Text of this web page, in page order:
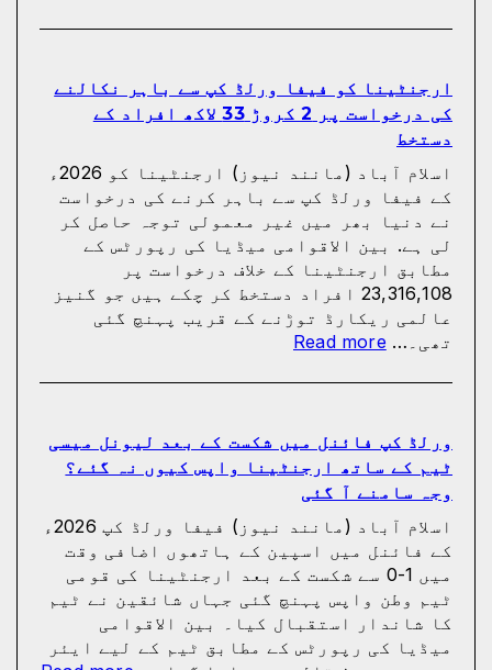
رونالڈو
جارجینا
روڈریگز
کی
تاریخ
سامنے
آ
گئی
ارجنٹینا کو فیفا ورلڈ کپ سے باہر نکالنے
کی درخواست پر 2 کروڑ 33 لاکھ افراد کے
دستخط
اسلام آباد (مانند نیوز) ارجنٹینا کو 2026ء
کے فیفا ورلڈ کپ سے باہر کرنے کی درخواست
نے دنیا بھر میں غیر معمولی توجہ حاصل کر
لی ہے. بین الاقوامی میڈیا کی رپورٹس کے
مطابق ارجنٹینا کے خلاف درخواست پر
23,316,108 افراد دستخط کر چکے ہیں جو گنیز
عالمی ریکارڈ توڑنے کے قریب پہنچ گئی
تھی۔…Read more
:
کو
ورلڈ
کپ
باہر
نکالنے
کی
درخواست
پر
2
کروڑ
ورلڈ کپ فائنل میں شکست کے بعد لیونل میسی
ٹیم کے ساتھ ارجنٹینا واپس کیوں نہ گئے؟
وجہ سامنے آ گئی
اسلام آباد (مانند نیوز) فیفا ورلڈ کپ 2026ء
کے فائنل میں اسپین کے ہاتھوں اضافی وقت
میں 1-0 سے شکست کے بعد ارجنٹینا کی قومی
ٹیم وطن واپس پہنچ گئی جہاں شائقین نے ٹیم
کا شاندار استقبال کیا۔ بین الاقوامی
میڈیا کی رپورٹس کے مطابق ٹیم کے لیے ایئر